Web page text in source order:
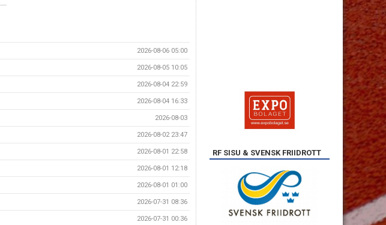
2026-08-06 05:00
2026-08-05 10:05
2026-08-04 22:59
2026-08-04 16:33
2026-08-03
2026-08-02 23:47
2026-08-01 22:58
2026-08-01 12:18
2026-08-01 01:00
2026-07-31 08:36
2026-07-31 00:36
RF SISU & SVENSK FRIIDROTT